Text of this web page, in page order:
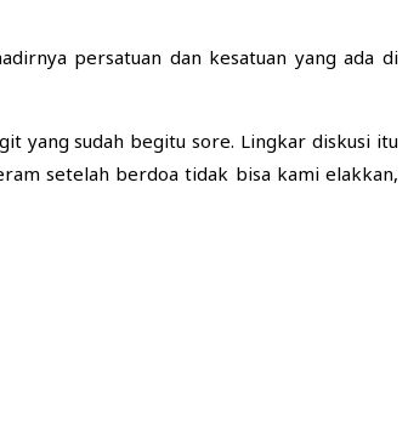
persatuan dan kesatuan yang ada di
yang sudah begitu sore. Lingkar diskusi itu
setelah berdoa tidak bisa kami elakkan,